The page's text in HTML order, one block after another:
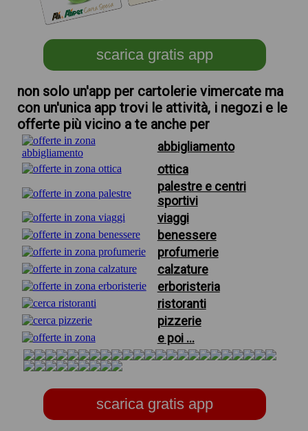
scarica gratis app
non solo un'app per cartolerie vimercate ma
con un'unica app trovi le attività, i negozi e le
offerte più vicino a te anche per
abbigliamento
ottica
palestre e centri
sportivi
viaggi
benessere
profumerie
calzature
erboristeria
ristoranti
pizzerie
e poi ...
scarica gratis app